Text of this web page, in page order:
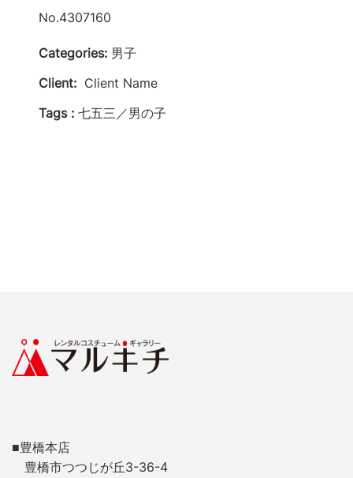
No.4307160
Categories: 男子
Client: Client Name
Tags : 七五三／男の子
■豊橋本店
豊橋市つつじが丘3-36-4